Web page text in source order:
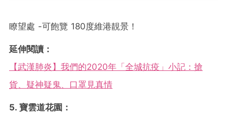
瞭望處 -可飽覽 180度維港靚景！
延伸閱讀：
【武漢肺炎】我們的2020年「全城抗疫」小記：搶
貨、疑神疑鬼、口罩見真情
5. 寶雲道花園：